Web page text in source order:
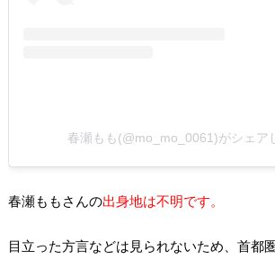
春瀬もも(@mo_mo_0061)がシェア
春瀬ももさんの出身地は不明です。
目立った方言などは見られないため、首都